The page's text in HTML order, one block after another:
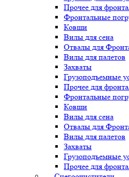
Прочее для
Фронтальные
Ковши
Вилы для сена
Отвалы для
Вилы для палетов
Захваты
Грузоподъемные
Прочее для
Фронтальные
Ковши
Вилы для сена
Отвалы для
Вилы для палетов
Захваты
Грузоподъемные
Прочее для